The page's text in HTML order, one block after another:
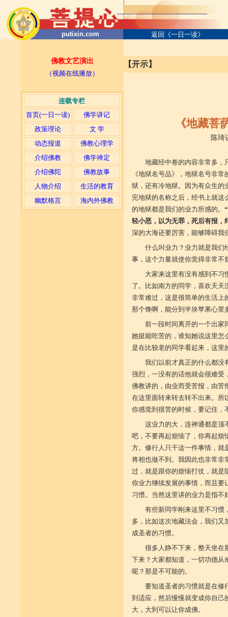
putixin.com 返回《一日一读》
佛教文艺演出
（视频在线播放）
连载专栏
首页(一日一读)
佛学讲记
政策理论
文 学
动态报道
佛教心理学
介绍佛教
佛学禅定
介绍佛陀
佛教故事
人物介绍
生活的教育
幽默格言
海内外佛教
【开示】
《地藏菩
陈琦
地藏经中卷的内容非常多，
《地狱名号品》，地狱名号非
狱，还有冷地狱。因为有众生的
完地狱的名称之后，经书上就这
的地狱都是我们的业力所感的。
轻小恶，以为无罪，死后有报，
深的大海还要厉害，能够障碍我
什么叫业力？业力就是我们
事，这个力量就使你觉得非常不
大家来这里有没有感到不习
了。比如南方的同学，喜欢天
非常难过，这是很简单的生活上
那个馋啊，能分到半块苹果心里
前一段时间离开的一个出家
她挺能吃苦的，谁知她说这里怎
是在比较老的同学看起来，这里
我们以前才真正的什么都没
强烈，一没有的话他就会很难受
佛教讲的，由业而受苦报，由苦
在这里面转来转去转不出来。所
你感觉到很苦的时候，要记住，
这业力的大，连神通都是顶
吧，不要再起烦恼了，你再起烦
方。修行人只干这一件事情，就
将相也做不到。我因此也非常非
过，就是跟你的烦恼打仗，就是
你业力继续发展的事情，而且要
习惯。当然这里讲的业力是指不
有些新同学刚来这里不习惯
多，比如这次地藏法会，我们
成圣者的习惯。
很多人静不下来，整天坐在
下来？大家都知道，一切功德从
呢？那是不可能的。
要知道圣者的习惯就是在修
到适应，然后慢慢就变成你自
大，大到可以让你成佛。